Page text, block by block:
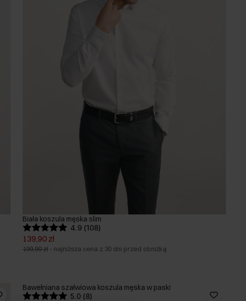
Biała koszula męska slim
4.9 (108)
139,90 zł
199,90 zł - najniższa cena z 30 dni przed obniżką
Bawełniana szałwiowa koszula męska w paski
5.0 (8)